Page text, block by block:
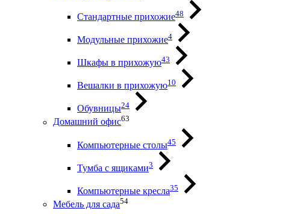
Стандартные прихожие48
Модульные прихожие4
Шкафы в прихожую43
Вешалки в прихожую10
Обувницы24
Домашний офис63
Компьютерные столы45
Тумба с ящиками3
Компьютерные кресла35
Мебель для сада54